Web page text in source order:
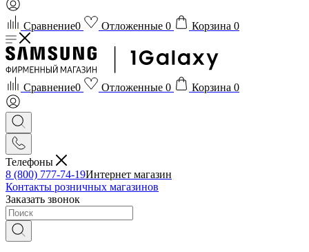
Сравнение0 Отложенные 0 Корзина 0
Сравнение0 Отложенные 0 Корзина 0
Телефоны
8 (800) 777-74-19Интернет магазин
Контакты розничных магазинов
Заказать звонок